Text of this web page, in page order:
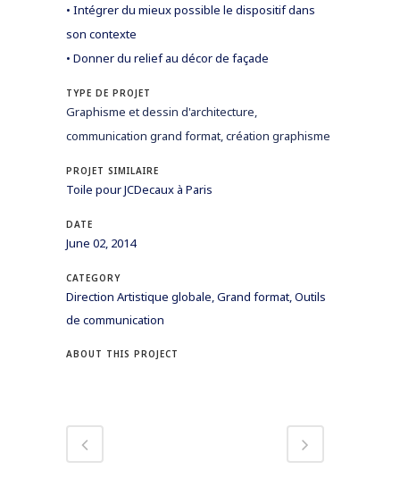
• Intégrer du mieux possible le dispositif dans
son contexte
• Donner du relief au décor de façade
TYPE DE PROJET
Graphisme et dessin d'architecture,
communication grand format, création graphisme
PROJET SIMILAIRE
Toile pour JCDecaux à Paris
DATE
June 02, 2014
CATEGORY
Direction Artistique globale, Grand format, Outils
de communication
ABOUT THIS PROJECT